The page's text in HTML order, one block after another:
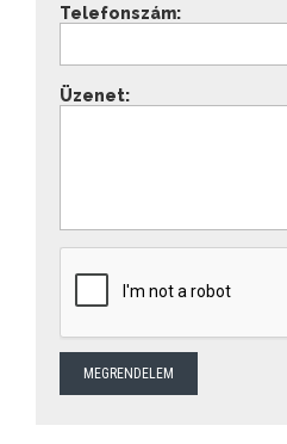
Telefonszám:
Üzenet: